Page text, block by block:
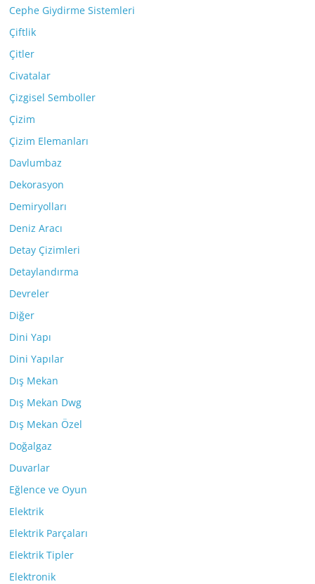
Cephe Giydirme Sistemleri
Çiftlik
Çitler
Civatalar
Çizgisel Semboller
Çizim
Çizim Elemanları
Davlumbaz
Dekorasyon
Demiryolları
Deniz Aracı
Detay Çizimleri
Detaylandırma
Devreler
Diğer
Dini Yapı
Dini Yapılar
Dış Mekan
Dış Mekan Dwg
Dış Mekan Özel
Doğalgaz
Duvarlar
Eğlence ve Oyun
Elektrik
Elektrik Parçaları
Elektrik Tipler
Elektronik